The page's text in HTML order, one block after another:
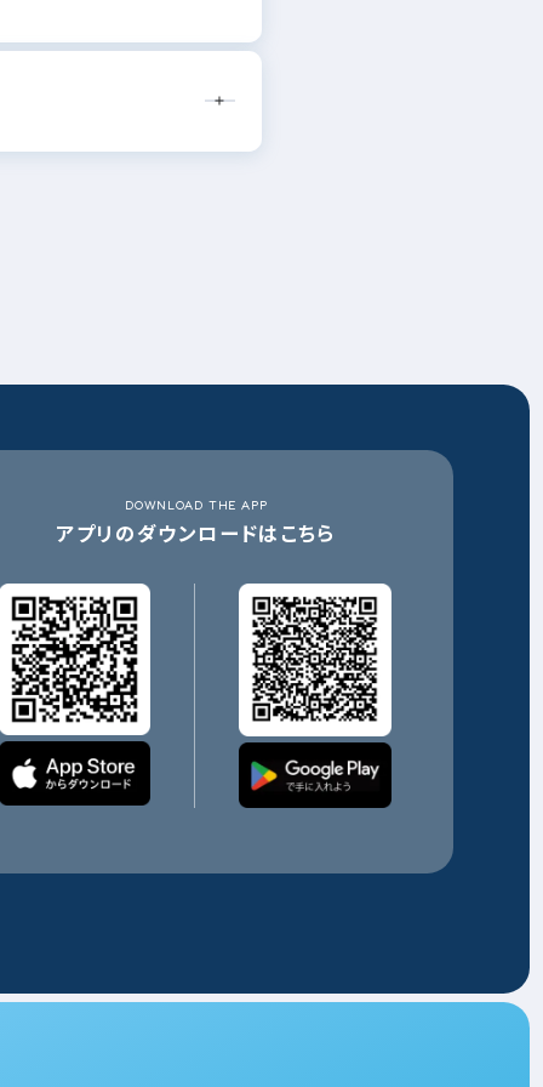
DOWNLOAD THE APP
アプリのダウンロードはこちら